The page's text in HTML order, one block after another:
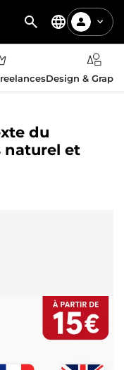
Design &
du
naturel et